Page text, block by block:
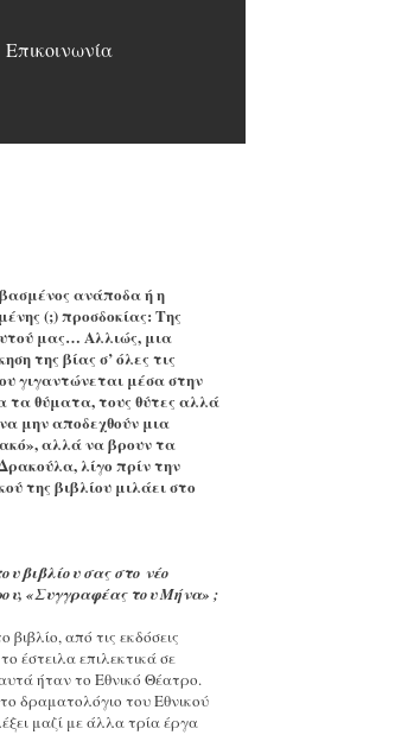
Επικοινωνία
ανάποδα ή η
(;) προσδοκίας: Της
μας… Αλλιώς, μια
της βίας σ’ όλες τις
γιγαντώνεται μέσα στην
τα θύματα, τους θύτες αλλά
μην αποδεχθούν μια
αλλά να βρουν τα
λίγο πρίν την
της βιβλίου μιλάει στο
βιβλίου σας στο νέο
«Συγγραφέας του Μήνα» ;
από τις εκδόσεις
έστειλα επιλεκτικά σε
ήταν το Εθνικό Θέατρο.
δραματολόγιο του Εθνικού
μαζί με άλλα τρία έργα